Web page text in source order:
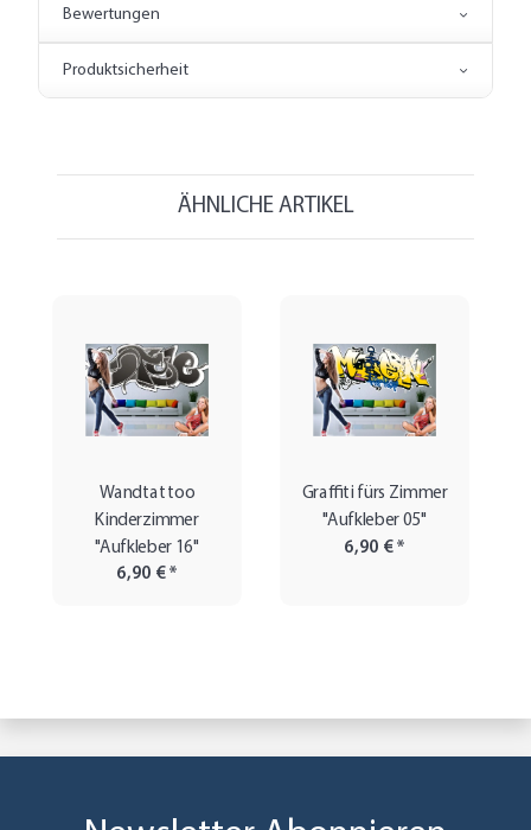
Bewertungen
Produktsicherheit
ÄHNLICHE ARTIKEL
Wandtattoo
Kinderzimmer
"Aufkleber 16"
6,90 €*
Graffiti fürs Zimmer
"Aufkleber 05"
6,90 €*